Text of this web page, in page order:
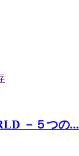
－５つの...